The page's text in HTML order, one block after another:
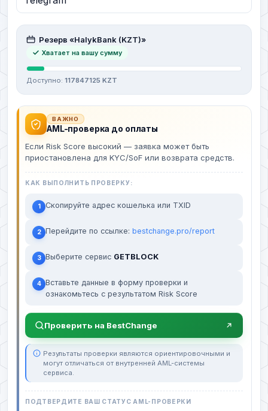
Резерв «HalykBank (KZT)»
Хватает на вашу сумму
Доступно: 117847125 KZT
ВАЖНО
AML-проверка до оплаты
Если Risk Score высокий — заявка может быть
приостановлена для KYC/SoF или возврата средств.
КАК ВЫПОЛНИТЬ ПРОВЕРКУ:
1 Скопируйте адрес кошелька или TXID
2 Перейдите по ссылке: bestchange.pro/report
3 Выберите сервис GETBLOCK
4 Вставьте данные в форму проверки и
ознакомьтесь с результатом Risk Score
Проверить на BestChange
Результаты проверки являются ориентировочными и
могут отличаться от внутренней AML-системы
сервиса.
ПОДТВЕРДИТЕ ВАШ СТАТУС AML-ПРОВЕРКИ